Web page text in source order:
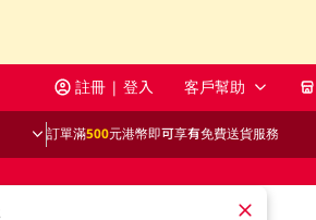
註冊 | 登入 客戶幫助
訂單滿500元港幣即可享有免費送貨服務